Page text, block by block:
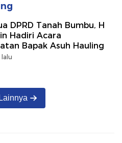
DPRD Tanah Bumbu, H
Hadiri Acara
Bapak Asuh Hauling